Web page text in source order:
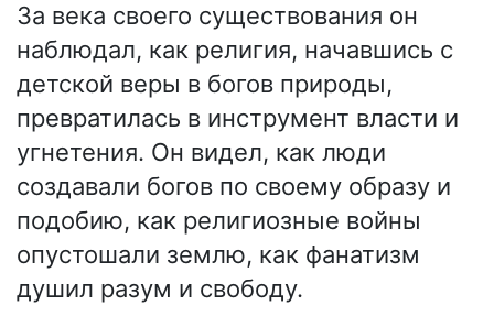
За века своего существования он
наблюдал, как религия, начавшись с
детской веры в богов природы,
превратилась в инструмент власти и
угнетения. Он видел, как люди
создавали богов по своему образу и
подобию, как религиозные войны
опустошали землю, как фанатизм
душил разум и свободу.